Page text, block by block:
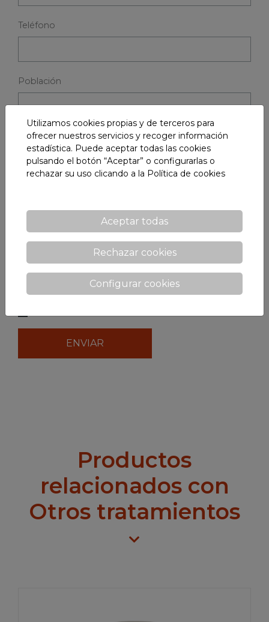
Teléfono
Población
Código postal *
He leído y acepto lascondiciones de privacidad
Productos
relacionados con
Otros tratamientos
Utilizamos cookies propias y de terceros para
ofrecer nuestros servicios y recoger información
estadística. Puede aceptar todas las cookies
pulsando el botón “Aceptar” o configurarlas o
rechazar su uso clicando a la Política de cookies
Aceptar todas
Rechazar cookies
Configurar cookies